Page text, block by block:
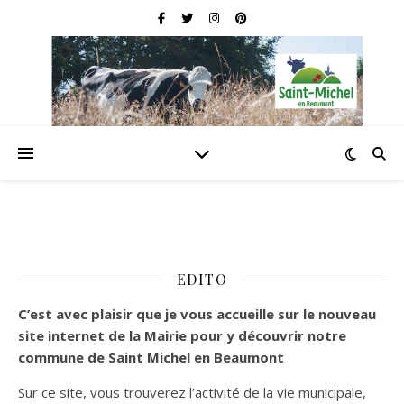
EDITO
C’est avec plaisir que je vous accueille sur le nouveau
site internet de la Mairie pour y découvrir notre
commune de Saint Michel en Beaumont
Sur ce site, vous trouverez l’activité de la vie municipale,